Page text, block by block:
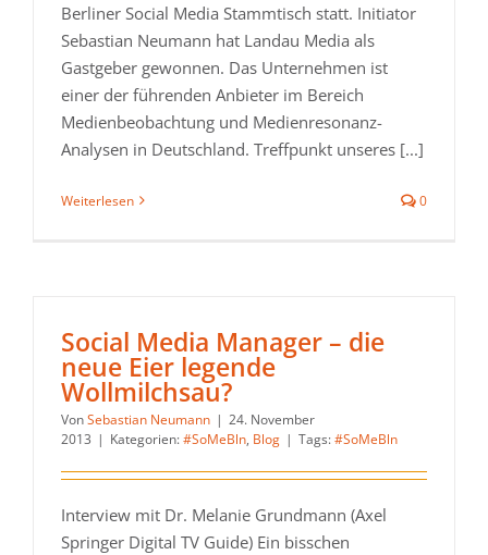
Berliner Social Media Stammtisch statt. Initiator
Sebastian Neumann hat Landau Media als
Gastgeber gewonnen. Das Unternehmen ist
einer der führenden Anbieter im Bereich
Medienbeobachtung und Medienresonanz-
Analysen in Deutschland. Treffpunkt unseres [...]
Weiterlesen 0
Social Media Manager – die
neue Eier legende
Wollmilchsau?
VonSebastian Neumann | 24. November
2013 | Kategorien:#SoMeBln, Blog | Tags:#SoMeBln
Interview mit Dr. Melanie Grundmann (Axel
Springer Digital TV Guide) Ein bisschen